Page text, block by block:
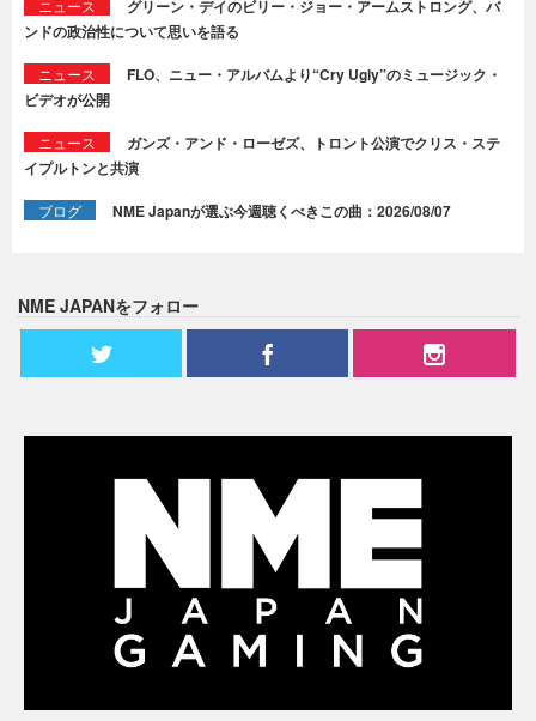
ニュース
グリーン・デイのビリー・ジョー・アームストロング、バ
ンドの政治性について思いを語る
ニュース
FLO、ニュー・アルバムより“Cry Ugly”のミュージック・
ビデオが公開
ニュース
ガンズ・アンド・ローゼズ、トロント公演でクリス・ステ
イプルトンと共演
ブログ NME Japanが選ぶ今週聴くべきこの曲：2026/08/07
NME JAPANをフォロー